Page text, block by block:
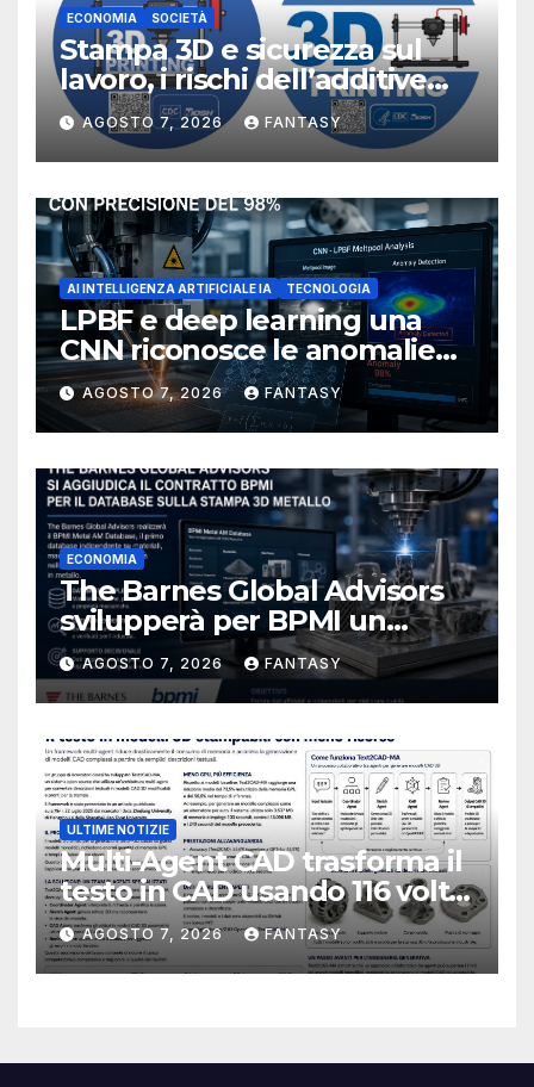
ECONOMIA SOCIETÀ
Stampa 3D e sicurezza sul
lavoro, i rischi dell’additive
manufacturing secondo
NIOSH
AGOSTO 7, 2026 FANTASY
AI INTELLIGENZA ARTIFICIALE IA TECNOLOGIA
LPBF e deep learning una
CNN riconosce le anomalie
del bagno di fusione
AGOSTO 7, 2026 FANTASY
ECONOMIA
The Barnes Global Advisors
svilupperà per BPMI un
database per la stampa 3D
metallica destinata alla filiera
navale statunitense
AGOSTO 7, 2026 FANTASY
ULTIME NOTIZIE
Multi-Agent CAD trasforma il
testo in CAD usando 116 volte
meno token
AGOSTO 7, 2026 FANTASY